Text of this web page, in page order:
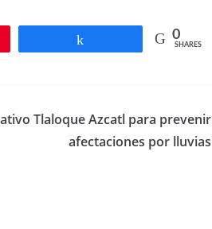
0
SHARES
Tlaloque Azcatl para prevenir
afectaciones por lluvias